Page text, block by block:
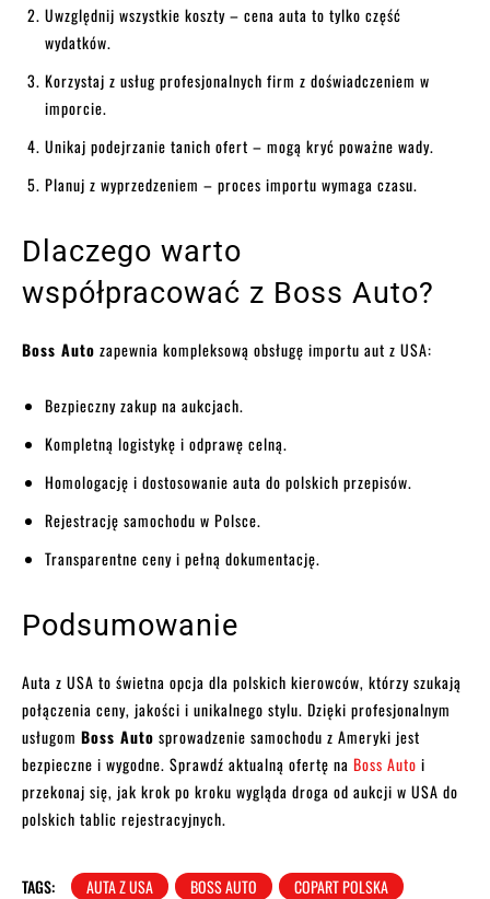
Uwzględnij wszystkie koszty – cena auta to tylko część
wydatków.
Korzystaj z usług profesjonalnych firm z doświadczeniem w
imporcie.
Unikaj podejrzanie tanich ofert – mogą kryć poważne wady.
Planuj z wyprzedzeniem – proces importu wymaga czasu.
Dlaczego warto
współpracować z Boss Auto?
Boss Auto zapewnia kompleksową obsługę importu aut z USA:
Bezpieczny zakup na aukcjach.
Kompletną logistykę i odprawę celną.
Homologację i dostosowanie auta do polskich przepisów.
Rejestrację samochodu w Polsce.
Transparentne ceny i pełną dokumentację.
Podsumowanie
Auta z USA to świetna opcja dla polskich kierowców, którzy szukają
połączenia ceny, jakości i unikalnego stylu. Dzięki profesjonalnym
usługom Boss Auto sprowadzenie samochodu z Ameryki jest
bezpieczne i wygodne. Sprawdź aktualną ofertę na Boss Auto i
przekonaj się, jak krok po kroku wygląda droga od aukcji w USA do
polskich tablic rejestracyjnych.
TAGS: AUTA Z USA BOSS AUTO
COPART POLSKA